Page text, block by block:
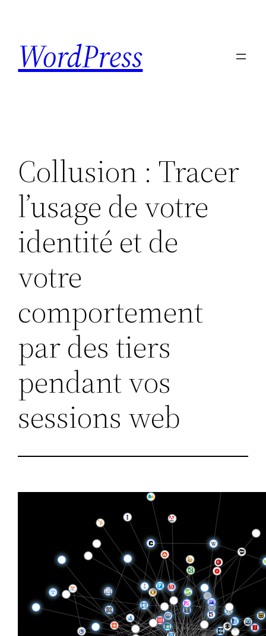
content
WordPress
Collusion : Tracer
l’usage de votre
identité et de
votre
comportement
par des tiers
pendant vos
sessions web